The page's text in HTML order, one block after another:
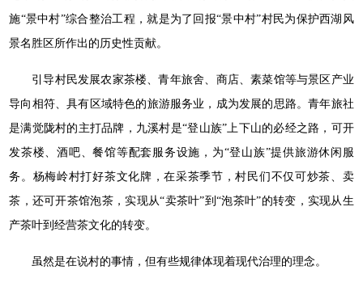
施“景中村”综合整治工程，就是为了回报“景中村”村民为保护西湖风
景名胜区所作出的历史性贡献。
引导村民发展农家茶楼、青年旅舍、商店、素菜馆等与景区产业
导向相符、具有区域特色的旅游服务业，成为发展的思路。青年旅社
是满觉陇村的主打品牌，九溪村是“登山族”上下山的必经之路，可开
发茶楼、酒吧、餐馆等配套服务设施，为“登山族”提供旅游休闲服
务。杨梅岭村打好茶文化牌，在采茶季节，村民们不仅可炒茶、卖
茶，还可开茶馆泡茶，实现从“卖茶叶”到“泡茶叶”的转变，实现从生
产茶叶到经营茶文化的转变。
虽然是在说村的事情，但有些规律体现着现代治理的理念。